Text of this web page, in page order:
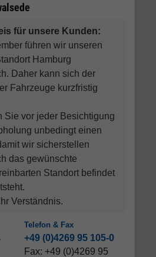
für unsere Kunden:
führen wir unseren
Hamburg
Daher kann sich der
Fahrzeuge kurzfristig
Sie vor jeder Besichtigung
unbedingt einen
wir sicherstellen
das gewünschte
Standort befindet
Verständnis.
Telefon & Fax
+49 (0)4269 95 105-0
Fax: +49 (0)4269 95